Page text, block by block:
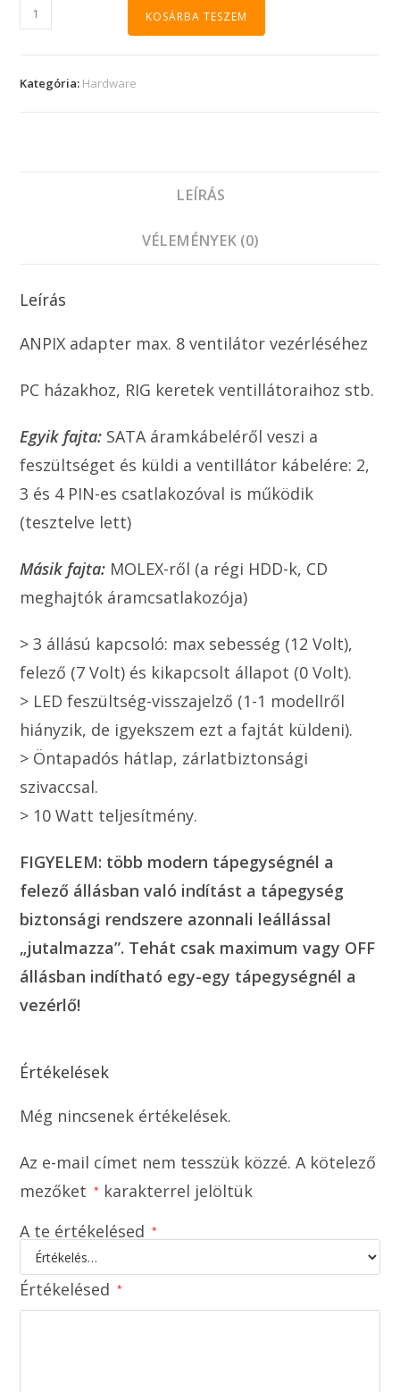
KOSÁRBA TESZEM
Kategória: Hardware
LEÍRÁS
VÉLEMÉNYEK (0)
Leírás
ANPIX adapter max. 8 ventilátor vezérléséhez
PC házakhoz, RIG keretek ventillátoraihoz stb.
Egyik fajta: SATA áramkábeléről veszi a
feszültséget és küldi a ventillátor kábelére: 2,
3 és 4 PIN-es csatlakozóval is működik
(tesztelve lett)
Másik fajta: MOLEX-ről (a régi HDD-k, CD
meghajtók áramcsatlakozója)
> 3 állású kapcsoló: max sebesség (12 Volt),
felező (7 Volt) és kikapcsolt állapot (0 Volt).
> LED feszültség-visszajelző (1-1 modellről
hiányzik, de igyekszem ezt a fajtát küldeni).
> Öntapadós hátlap, zárlatbiztonsági
szivaccsal.
> 10 Watt teljesítmény.
FIGYELEM: több modern tápegységnél a
felező állásban való indítást a tápegység
biztonsági rendszere azonnali leállással
„jutalmazza”. Tehát csak maximum vagy OFF
állásban indítható egy-egy tápegységnél a
vezérlő!
Értékelések
Még nincsenek értékelések.
Az e-mail címet nem tesszük közzé. A kötelező
mezőket
* karakterrel jelöltük
A te értékelésed
*
Értékelésed *